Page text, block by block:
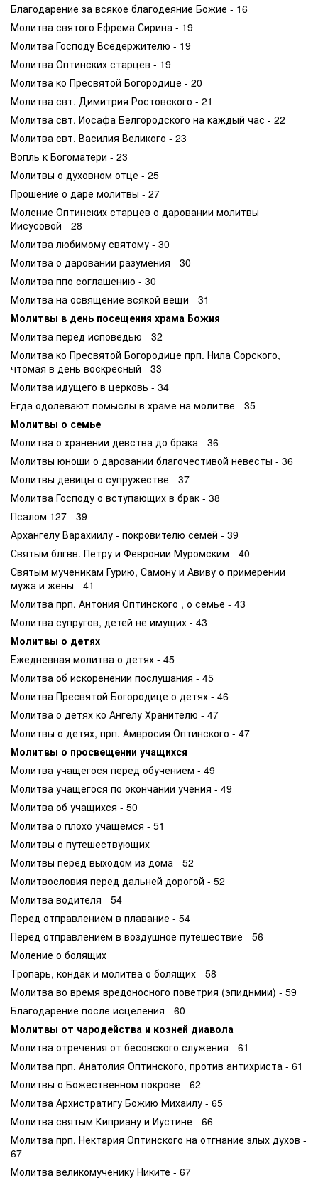
Благодарение за всякое благодеяние Божие - 16
Молитва святого Ефрема Сирина - 19
Молитва Господу Вседержителю - 19
Молитва Оптинских старцев - 19
Молитва ко Пресвятой Богородице - 20
Молитва свт. Димитрия Ростовского - 21
Молитва свт. Иосафа Белгородского на каждый час - 22
Молитва свт. Василия Великого - 23
Вопль к Богоматери - 23
Молитвы о духовном отце - 25
Прошение о даре молитвы - 27
Моление Оптинских старцев о даровании молитвы
Иисусовой - 28
Молитва любимому святому - 30
Молитва о даровании разумения - 30
Молитва ппо соглашению - 30
Молитва на освящение всякой вещи - 31
Молитвы в день посещения храма Божия
Молитва перед исповедью - 32
Молитва ко Пресвятой Богородице прп. Нила Сорского,
чтомая в день воскресный - 33
Молитва идущего в церковь - 34
Егда одолевают помыслы в храме на молитве - 35
Молитвы о семье
Молитва о хранении девства до брака - 36
Молитвы юноши о даровании благочестивой невесты - 36
Молитвы девицы о супружестве - 37
Молитва Господу о вступающих в брак - 38
Псалом 127 - 39
Архангелу Варахиилу - покровителю семей - 39
Святым блгвв. Петру и Февронии Муромским - 40
Святым мученикам Гурию, Самону и Авиву о примерении
мужа и жены - 41
Молитва прп. Антония Оптинского , о семье - 43
Молитва супругов, детей не имущих - 43
Молитвы о детях
Ежедневная молитва о детях - 45
Молитва об искоренении послушания - 45
Молитва Пресвятой Богородице о детях - 46
Молитва о детях ко Ангелу Хранителю - 47
Молитвы о детях, прп. Амвросия Оптинского - 47
Молитвы о просвещении учащихся
Молитва учащегося перед обучением - 49
Молитва учащегося по окончании учения - 49
Молитва об учащихся - 50
Молитва о плохо учащемся - 51
Молитвы о путешествующих
Молитвы перед выходом из дома - 52
Молитвословия перед дальней дорогой - 52
Молитва водителя - 54
Перед отправлением в плавание - 54
Перед отправлением в воздушное путешествие - 56
Моление о болящих
Тропарь, кондак и молитва о болящих - 58
Молитва во время вредоносного поветрия (эпиднмии) - 59
Благодарение после исцеления - 60
Молитвы от чародейства и козней диавола
Молитва отречения от бесовского служения - 61
Молитва прп. Анатолия Оптинского, против антихриста - 61
Молитвы о Божественном покрове - 62
Молитва Архистратигу Божию Михаилу - 65
Молитва святым Киприану и Иустине - 66
Молитва прп. Нектария Оптинского на отгнание злых духов -
67
Молитва великомученику Никите - 67